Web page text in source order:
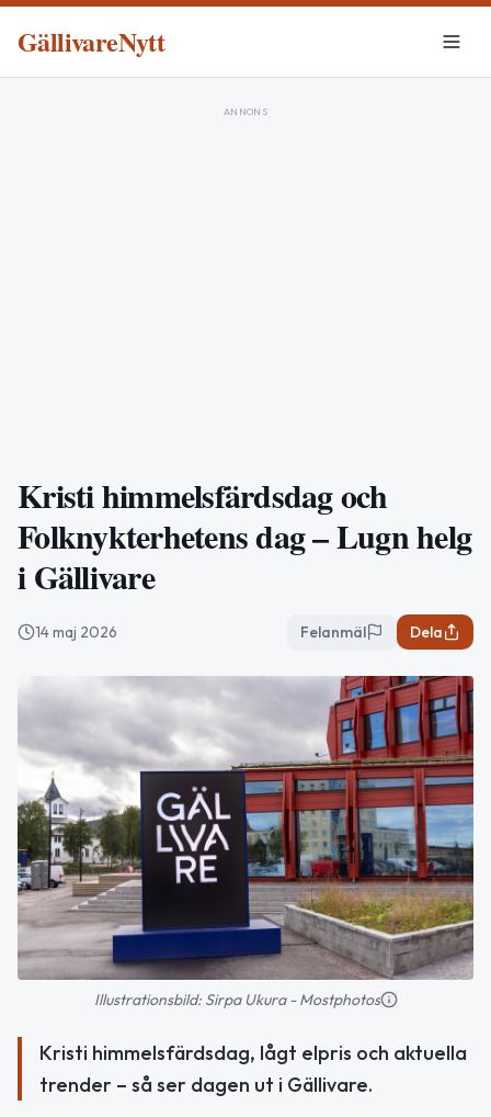
GällivareNytt
ANNONS
Kristi himmelsfärdsdag och
Folknykterhetens dag – Lugn helg
i Gällivare
14 maj 2026 Felanmäl Dela
Illustrationsbild: Sirpa Ukura - Mostphotos
Kristi himmelsfärdsdag, lågt elpris och aktuella
trender – så ser dagen ut i Gällivare.